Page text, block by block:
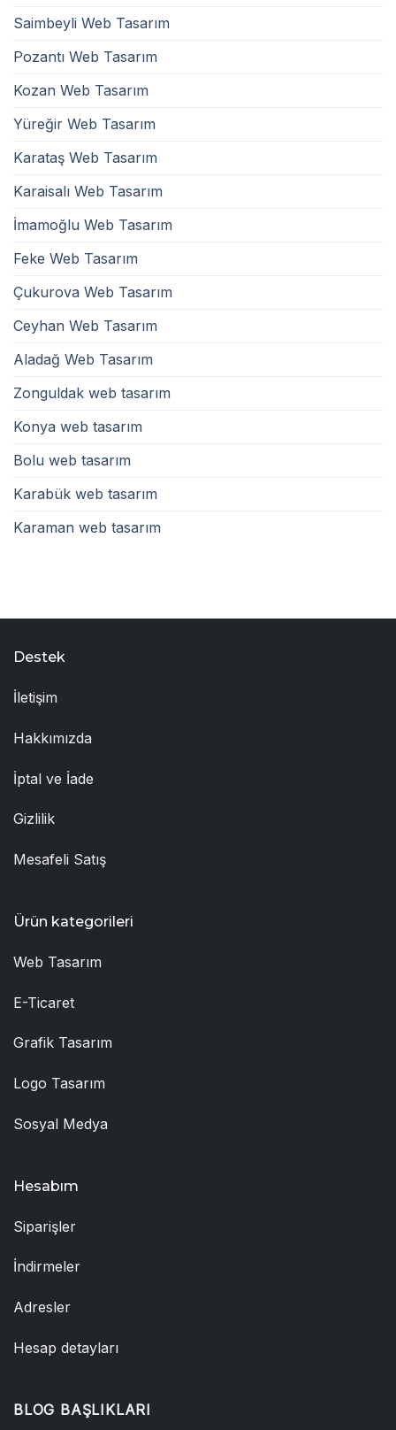
Saimbeyli Web Tasarım
Pozantı Web Tasarım
Kozan Web Tasarım
Yüreğir Web Tasarım
Karataş Web Tasarım
Karaisalı Web Tasarım
İmamoğlu Web Tasarım
Feke Web Tasarım
Çukurova Web Tasarım
Ceyhan Web Tasarım
Aladağ Web Tasarım
Zonguldak web tasarım
Konya web tasarım
Bolu web tasarım
Karabük web tasarım
Karaman web tasarım
Destek
İletişim
Hakkımızda
İptal ve İade
Gizlilik
Mesafeli Satış
Ürün kategorileri
Web Tasarım
E-Ticaret
Grafik Tasarım
Logo Tasarım
Sosyal Medya
Hesabım
Siparişler
İndirmeler
Adresler
Hesap detayları
BLOG BAŞLIKLARI